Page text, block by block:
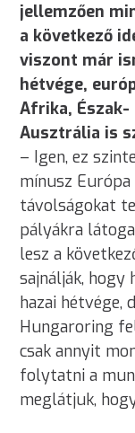
jellemzően
a következő
viszont már
hétvége,
Afrika, Észak-
Ausztrália is
– Igen, ez
mínusz Európa
távolságokat
pályákra
lesz a
sajnálják, hogy
hazai hétvége,
Hungaroring
csak annyit
folytatni a
meglátjuk,